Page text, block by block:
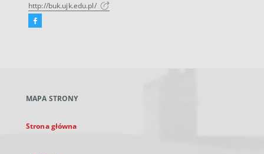
http://buk.ujk.edu.pl/
Facebook
karcie
MAPA STRONY
Strona główna